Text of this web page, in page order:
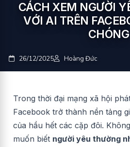
CÁCH XEM NGƯỜI
VỚI AI TRÊN
CHÓNG
26/12/2025 Hoàng Đức
Trong thời đại mạng xã hội
Facebook trở thành nền tảng
của hầu hết các cặp đôi.
muốn biết người yêu thường